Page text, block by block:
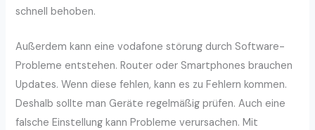
schnell behoben.
Außerdem kann eine vodafone störung durch Software-
Probleme entstehen. Router oder Smartphones brauchen
Updates. Wenn diese fehlen, kann es zu Fehlern kommen.
Deshalb sollte man Geräte regelmäßig prüfen. Auch eine
falsche Einstellung kann Probleme verursachen. Mit